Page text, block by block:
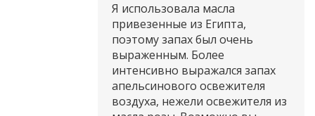
Я использовала масла
привезенные из Египта,
поэтому запах был очень
выраженным. Более
интенсивно выражался запах
апельсинового освежителя
воздуха, нежели освежителя из